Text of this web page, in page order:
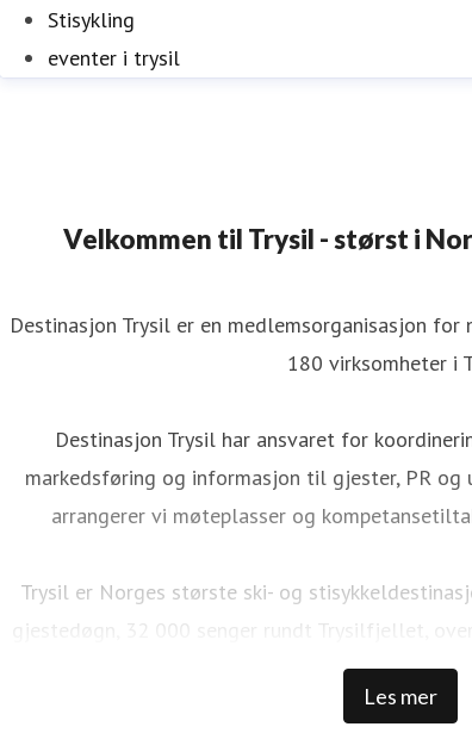
Stisykling
eventer i trysil
Velkommen til Trysil - størst i
Les mer
Destinasjon Trysil er en medlemsorganisasjon
180 virksomheter i
Destinasjon Trysil har ansvaret for
markedsføring og informasjon til gjester, PR
arrangerer vi møteplasser og
Trysil er Norges største ski- og
gjestedøgn, 32 000 senger rundt Trysilfjellet,
NOK i skipassomsetning, 69 bakker, 41 heiser,
100 000 sykkeldager, 100 km med naturlig